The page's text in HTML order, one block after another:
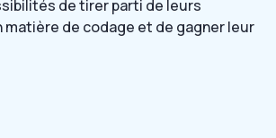
de tirer parti de leurs
de codage et de gagner leur